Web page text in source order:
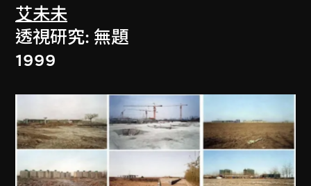
艾未未
透視研究: 無題
1999